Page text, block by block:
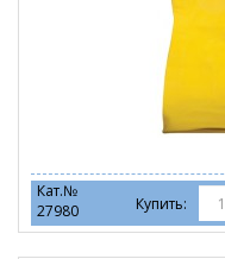
Кат.№
27980
Купить: